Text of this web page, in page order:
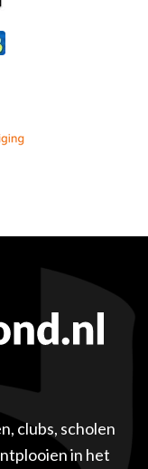
clubs, scholen
in het